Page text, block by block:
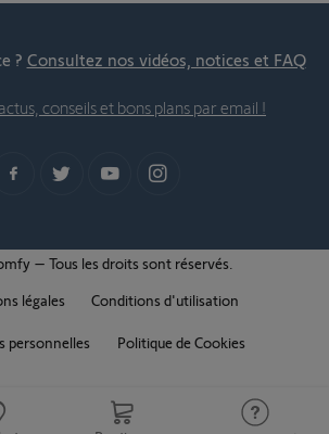
? Consultez nos vidéos, notices et FAQ
conseils et bons plans par email !
– Tous les droits sont réservés.
légales
Conditions d'utilisation
personnelles Politique de Cookies